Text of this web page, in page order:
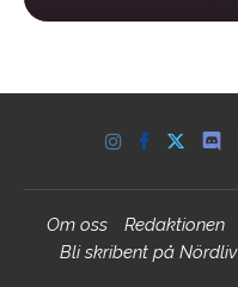
Om oss Redaktionen
Bli skribent på Nördliv